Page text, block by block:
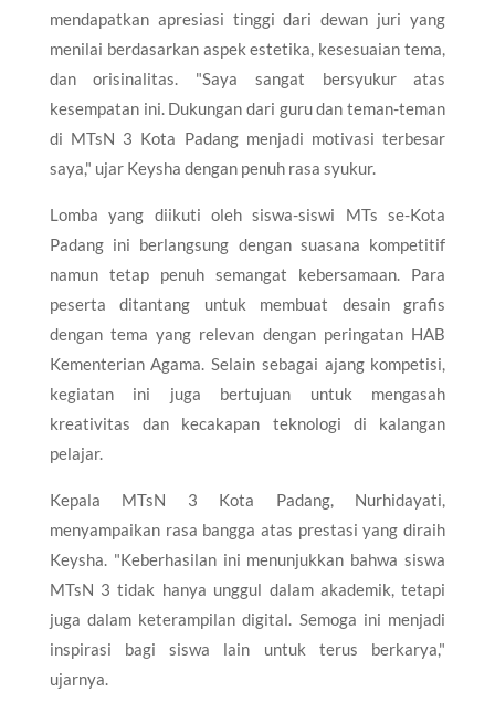
mendapatkan apresiasi tinggi dari dewan juri yang
menilai berdasarkan aspek estetika, kesesuaian tema,
dan orisinalitas. "Saya sangat bersyukur atas
kesempatan ini. Dukungan dari guru dan teman-teman
di MTsN 3 Kota Padang menjadi motivasi terbesar
saya," ujar Keysha dengan penuh rasa syukur.
Lomba yang diikuti oleh siswa-siswi MTs se-Kota
Padang ini berlangsung dengan suasana kompetitif
namun tetap penuh semangat kebersamaan. Para
peserta ditantang untuk membuat desain grafis
dengan tema yang relevan dengan peringatan HAB
Kementerian Agama. Selain sebagai ajang kompetisi,
kegiatan ini juga bertujuan untuk mengasah
kreativitas dan kecakapan teknologi di kalangan
pelajar.
Kepala MTsN 3 Kota Padang, Nurhidayati,
menyampaikan rasa bangga atas prestasi yang diraih
Keysha. "Keberhasilan ini menunjukkan bahwa siswa
MTsN 3 tidak hanya unggul dalam akademik, tetapi
juga dalam keterampilan digital. Semoga ini menjadi
inspirasi bagi siswa lain untuk terus berkarya,"
ujarnya.